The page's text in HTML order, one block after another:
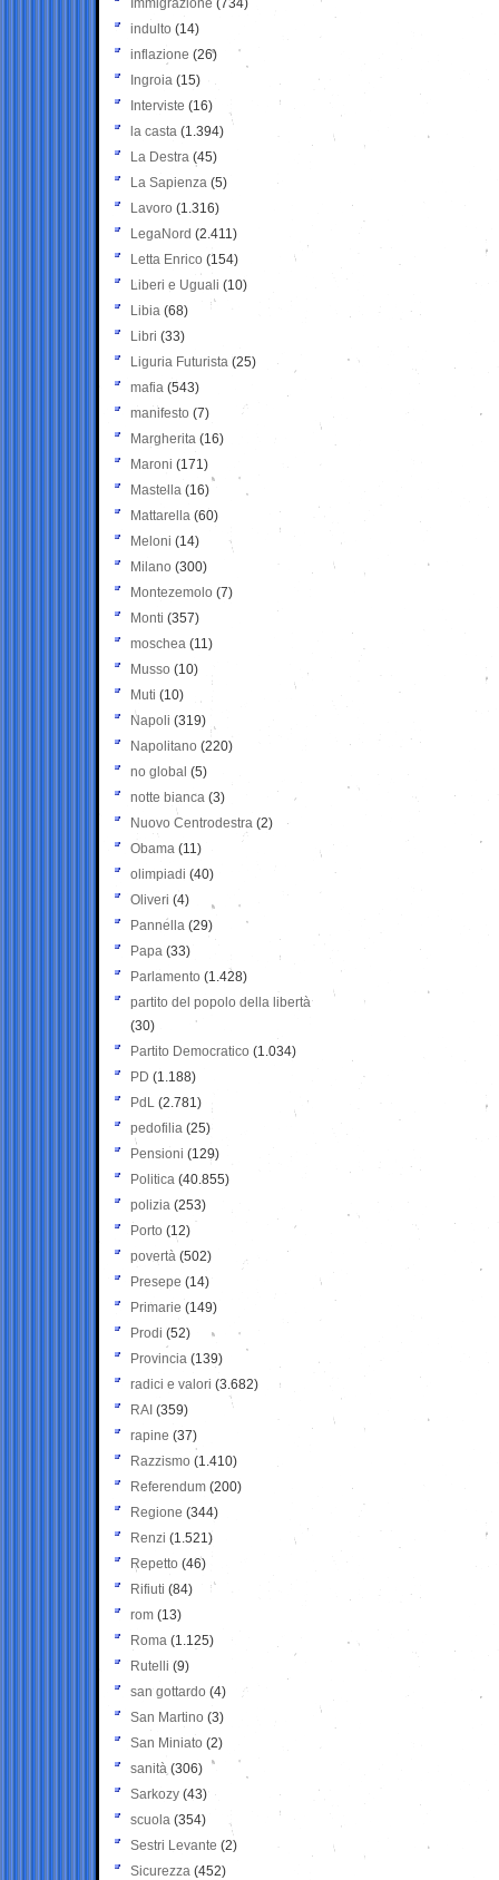
Immigrazione (734)
indulto (14)
inflazione (26)
Ingroia (15)
Interviste (16)
la casta (1.394)
La Destra (45)
La Sapienza (5)
Lavoro (1.316)
LegaNord (2.411)
Letta Enrico (154)
Liberi e Uguali (10)
Libia (68)
Libri (33)
Liguria Futurista (25)
mafia (543)
manifesto (7)
Margherita (16)
Maroni (171)
Mastella (16)
Mattarella (60)
Meloni (14)
Milano (300)
Montezemolo (7)
Monti (357)
moschea (11)
Musso (10)
Muti (10)
Napoli (319)
Napolitano (220)
no global (5)
notte bianca (3)
Nuovo Centrodestra (2)
Obama (11)
olimpiadi (40)
Oliveri (4)
Pannella (29)
Papa (33)
Parlamento (1.428)
partito del popolo della libertà
(30)
Partito Democratico (1.034)
PD (1.188)
PdL (2.781)
pedofilia (25)
Pensioni (129)
Politica (40.855)
polizia (253)
Porto (12)
povertà (502)
Presepe (14)
Primarie (149)
Prodi (52)
Provincia (139)
radici e valori (3.682)
RAI (359)
rapine (37)
Razzismo (1.410)
Referendum (200)
Regione (344)
Renzi (1.521)
Repetto (46)
Rifiuti (84)
rom (13)
Roma (1.125)
Rutelli (9)
san gottardo (4)
San Martino (3)
San Miniato (2)
sanità (306)
Sarkozy (43)
scuola (354)
Sestri Levante (2)
Sicurezza (452)